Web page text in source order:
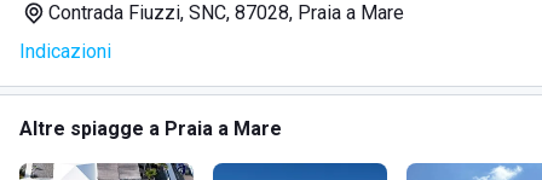
Noleggio di ombrelloni, lettini e sdraio
Escursioni con noleggio di pedalò e imbarcazioni per
Accoglienza impeccabile e servizio di pulizia
quotidiano
Contrada Fiuzzi, SNC, 87028, Praia a Mare
Indicazioni
Altre spiagge a Praia a Mare